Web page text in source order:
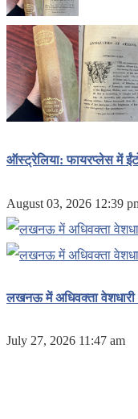
ऑस्ट्रेलिया: फायरप्लेस में
August 03, 2026 12:39
लखनऊ में अधिवक्ता वेशधारी
July 27, 2026 11:47 am